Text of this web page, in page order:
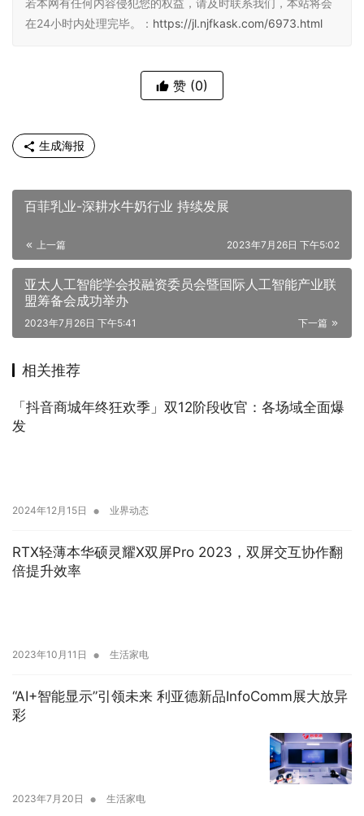
若本网有任何内容侵犯您的权益，请及时联系我们，本站将会
在24小时内处理完毕。： https://jl.njfkask.com/6973.html
赞 (0)
生成海报
百菲乳业-深耕水牛奶行业 持续发展
上一篇 2023年7月26日 下午5:02
亚太人工智能学会投融资委员会暨国际人工智能产业联
盟筹备会成功举办
下一篇
2023年7月26日 下午5:41
相关推荐
「抖音商城年终狂欢季」双12阶段收官：各场域全面爆
发
2024年12月15日 • 业界动态
RTX轻薄本华硕灵耀X双屏Pro 2023，双屏交互协作翻
倍提升效率
2023年10月11日 • 生活家电
“AI+智能显示”引领未来 利亚德新品InfoComm展大放异
彩
2023年7月20日 • 生活家电